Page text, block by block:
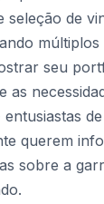
seleção de
seu
as
querem
sobre a